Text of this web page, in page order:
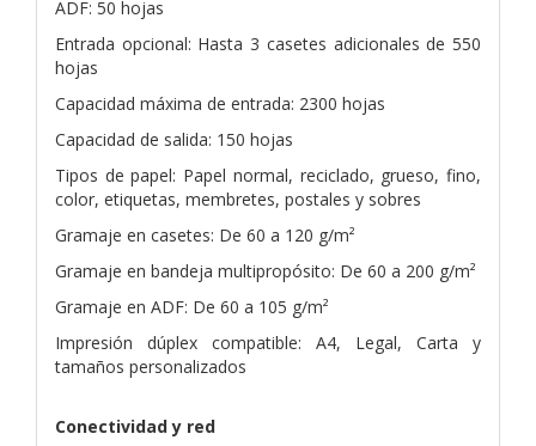
ADF: 50 hojas
Entrada opcional: Hasta 3 casetes adicionales de 550
hojas
Capacidad máxima de entrada: 2300 hojas
Capacidad de salida: 150 hojas
Tipos de papel: Papel normal, reciclado, grueso, fino,
color, etiquetas, membretes, postales y sobres
Gramaje en casetes: De 60 a 120 g/m²
Gramaje en bandeja multipropósito: De 60 a 200 g/m²
Gramaje en ADF: De 60 a 105 g/m²
Impresión dúplex compatible: A4, Legal, Carta y
tamaños personalizados
Conectividad y red